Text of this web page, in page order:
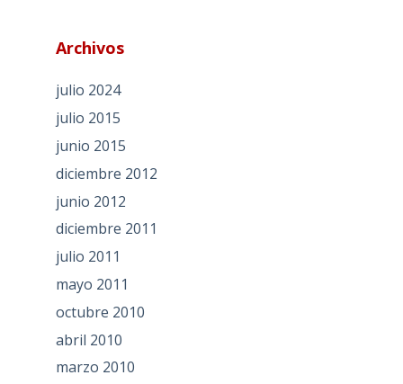
Archivos
julio 2024
julio 2015
junio 2015
diciembre 2012
junio 2012
diciembre 2011
julio 2011
mayo 2011
octubre 2010
abril 2010
marzo 2010